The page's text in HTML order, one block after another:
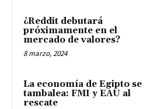
¿Reddit debutará
próximamente en el
mercado de valores?
8 marzo, 2024
La economía de Egipto se
tambalea: FMI y EAU al
rescate